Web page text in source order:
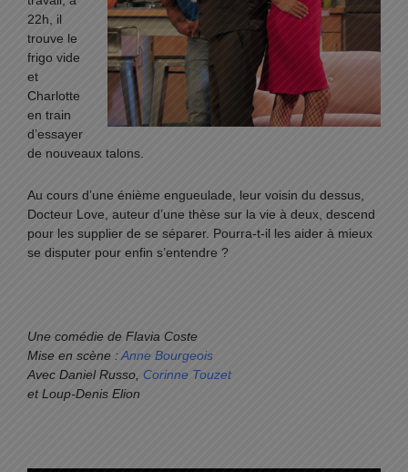
22h, il
trouve le
frigo vide
et
Charlotte
en train
d’essayer
de nouveaux talons.
Au cours d’une énième engueulade, leur voisin du dessus,
Docteur Love, auteur d’une thèse sur la vie à deux, descend
pour les supplier de se séparer. Pourra-t-il les aider à mieux
se disputer pour enfin s’entendre ?
Une comédie de Flavia Coste
Mise en scène :Anne Bourgeois
Avec Daniel Russo, Corinne Touzet
et Loup-Denis Elion